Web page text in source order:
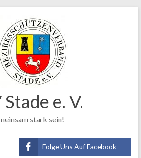
Stade e. V.
stark sein!
Folge Uns Auf Facebook